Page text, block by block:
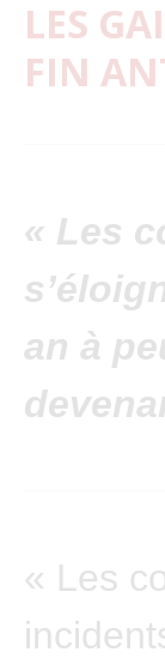
LES
FIN
« Les
an à
« Les